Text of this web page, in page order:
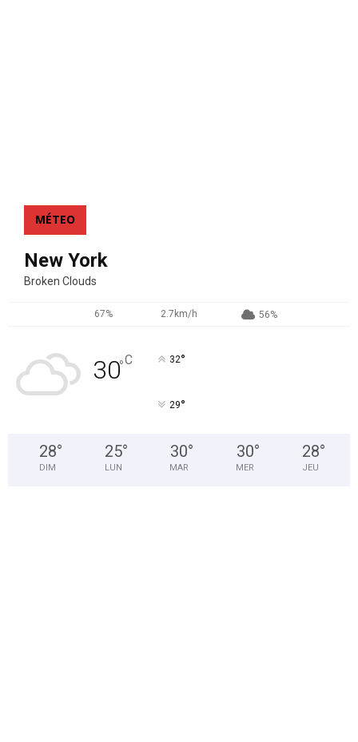
MÉTEO
New York
Broken Clouds
67% 2.7km/h 56%
30°C 32°
29°
28°
DIM
25°
LUN
30°
MAR
30°
MER
28°
JEU